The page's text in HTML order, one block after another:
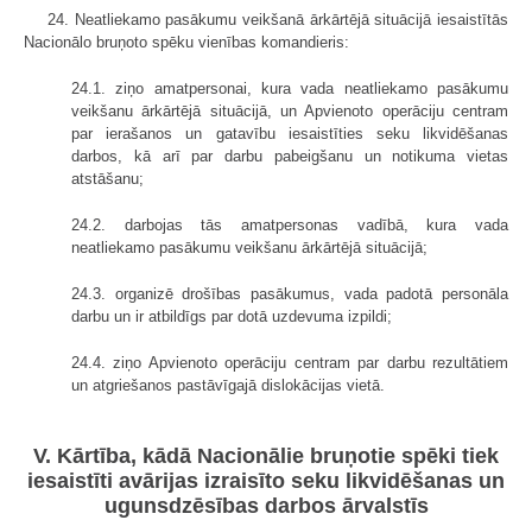
24. Neatliekamo pasākumu veikšanā ārkārtējā situācijā iesaistītās
Nacionālo bruņoto spēku vienības komandieris:
24.1. ziņo amatpersonai, kura vada neatliekamo pasākumu
veikšanu ārkārtējā situācijā, un Apvienoto operāciju centram
par ierašanos un gatavību iesaistīties seku likvidēšanas
darbos, kā arī par darbu pabeigšanu un notikuma vietas
atstāšanu;
24.2. darbojas tās amatpersonas vadībā, kura vada
neatliekamo pasākumu veikšanu ārkārtējā situācijā;
24.3. organizē drošības pasākumus, vada padotā personāla
darbu un ir atbildīgs par dotā uzdevuma izpildi;
24.4. ziņo Apvienoto operāciju centram par darbu rezultātiem
un atgriešanos pastāvīgajā dislokācijas vietā.
V. Kārtība, kādā Nacionālie bruņotie spēki tiek
iesaistīti avārijas izraisīto seku likvidēšanas un
ugunsdzēsības darbos ārvalstīs